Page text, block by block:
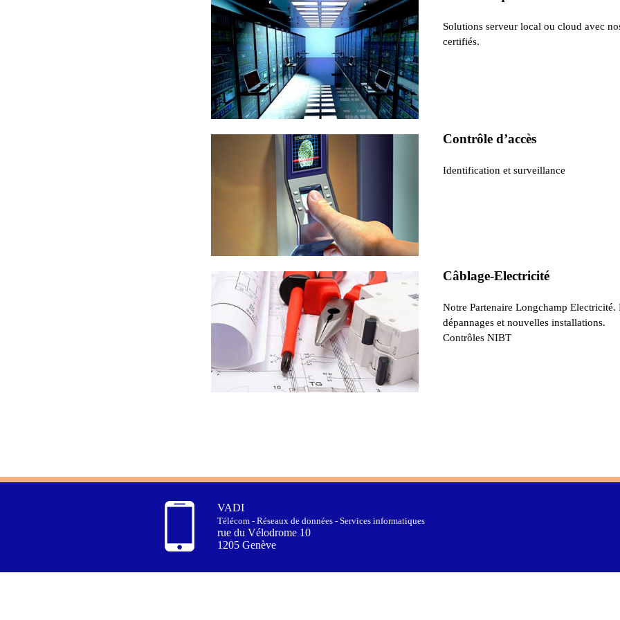
Solutions serveur local ou cloud avec
certifiés.
Contrôle d’accès
Identification et surveillance
Câblage-Electricité
Notre Partenaire Longchamp Electricité.
dépannages et nouvelles installations.
Contrôles NIBT
VADI
Télécom - Réseaux de données - Services informatiques
rue du Vélodrome 10
1205 Genève